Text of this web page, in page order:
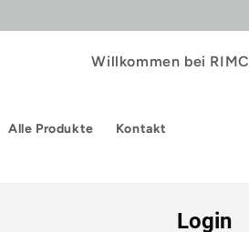
Willkommen bei
Alle Produkte Kontakt